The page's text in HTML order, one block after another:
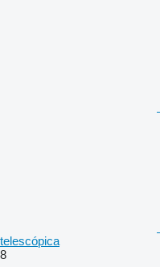
telescópica
8